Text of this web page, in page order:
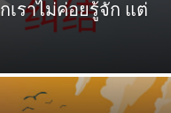
เราไม่ค่อยรู้จัก แต่